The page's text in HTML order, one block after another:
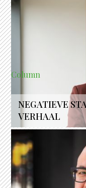
Column
NEGATIEVE
VERHAAL